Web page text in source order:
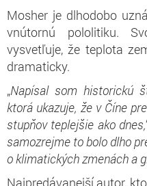
Mosher je dlhodobo
vnútornú pololitiku.
vysvetľuje, že teplota
dramaticky.
„Napísal som historickú
ktorá ukazuje, že v Číne
stupňov teplejšie ako dnes,
samozrejme to bolo dlho
o klimatických zmenách a
Najpredávanejší autor,